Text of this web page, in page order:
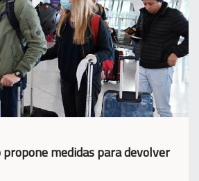
medidas para devolver